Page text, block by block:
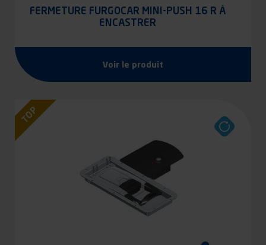
FERMETURE FURGOCAR MINI-PUSH 16 R À
ENCASTRER
Voir le produit
TOP